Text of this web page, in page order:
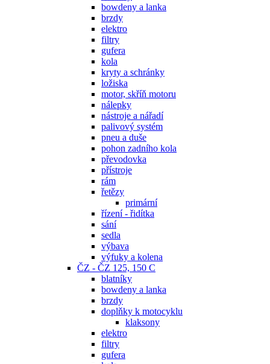
bowdeny a lanka
brzdy
elektro
filtry
gufera
kola
kryty a schránky
ložiska
motor, skříň motoru
nálepky
nástroje a nářadí
palivový systém
pneu a duše
pohon zadního kola
převodovka
přístroje
rám
řetězy
primární
řízení - řidítka
sání
sedla
výbava
výfuky a kolena
ČZ - ČZ 125, 150 C
blatníky
bowdeny a lanka
brzdy
doplňky k motocyklu
klaksony
elektro
filtry
gufera